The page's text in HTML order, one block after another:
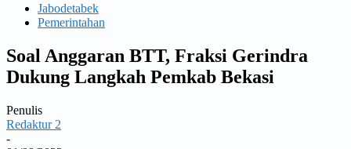
Jabodetabek
Pemerintahan
Soal Anggaran BTT, Fraksi Gerindra
Dukung Langkah Pemkab Bekasi
Penulis
Redaktur 2
-